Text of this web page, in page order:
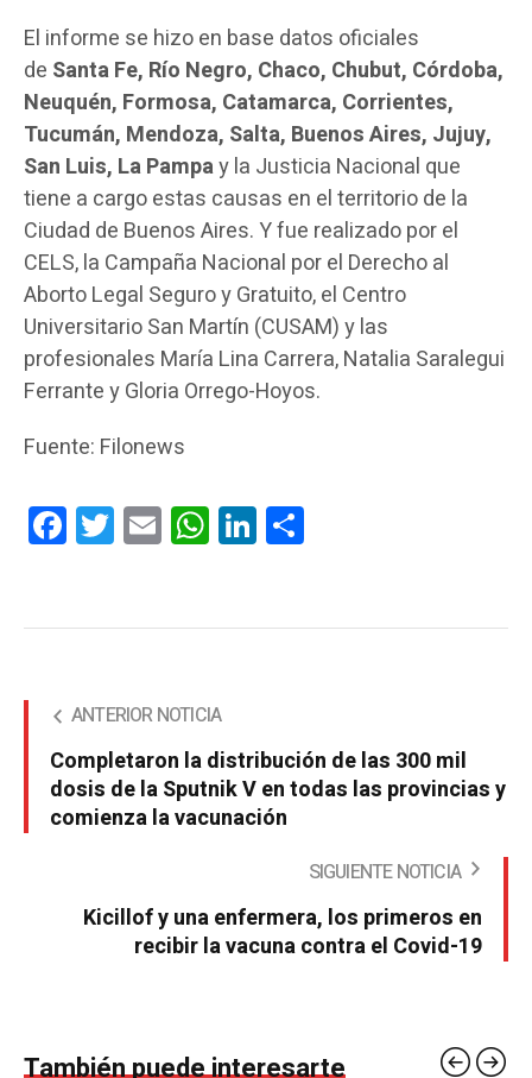
El informe se hizo en base datos oficiales
de Santa Fe, Río Negro, Chaco, Chubut, Córdoba,
Neuquén, Formosa, Catamarca, Corrientes,
Tucumán, Mendoza, Salta, Buenos Aires, Jujuy,
San Luis, La Pampay la Justicia Nacional que
tiene a cargo estas causas en el territorio de la
Ciudad de Buenos Aires. Y fue realizado por el
CELS, la Campaña Nacional por el Derecho al
Aborto Legal Seguro y Gratuito, el Centro
Universitario San Martín (CUSAM) y las
profesionales María Lina Carrera, Natalia Saralegui
Ferrante y Gloria Orrego-Hoyos.
Fuente: Filonews
FacebookTwitterEmail WhatsAppLinkedIn
ANTERIOR NOTICIA
Completaron la distribución de las 300 mil
dosis de la Sputnik V en todas las provincias y
comienza la vacunación
SIGUIENTE NOTICIA
Kicillof y una enfermera, los primeros en
recibir la vacuna contra el Covid-19
También puede interesarte